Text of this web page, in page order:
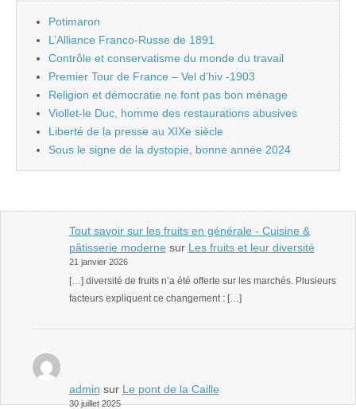
Potimaron
L’Alliance Franco-Russe de 1891
Contrôle et conservatisme du monde du travail
Premier Tour de France – Vel d’hiv -1903
Religion et démocratie ne font pas bon ménage
Viollet-le Duc, homme des restaurations abusives
Liberté de la presse au XIXe siècle
Sous le signe de la dystopie, bonne année 2024
Tout savoir sur les fruits en générale - Cuisine &
pâtisserie modernesur Les fruits et leur diversité
21 janvier 2026
[…] diversité de fruits n’a été offerte sur les marchés. Plusieurs
facteurs expliquent ce changement : […]
admin sur Le pont de la Caille
30 juillet 2025